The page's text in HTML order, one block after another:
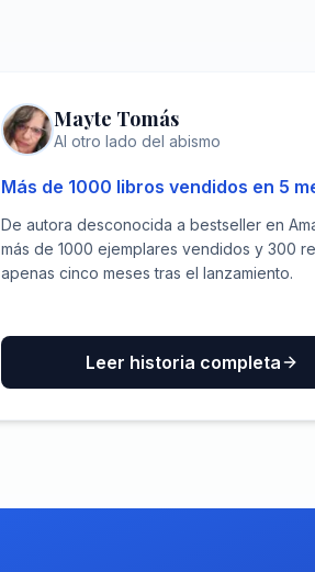
BESTSELLER AMAZON
Mayte Tomás
Al otro lado del abismo
Más de 1000 libros vendidos en 5
De autora desconocida a bestseller en
más de 1000 ejemplares vendidos y 300
apenas cinco meses tras el lanzamiento.
Leer historia completa